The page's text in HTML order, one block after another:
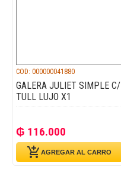
COD: 000000041880
GALERA JULIET SIMPLE C/
TULL LUJO X1
₲ 116.000
add_shopping_cartAGREGAR AL CARRO